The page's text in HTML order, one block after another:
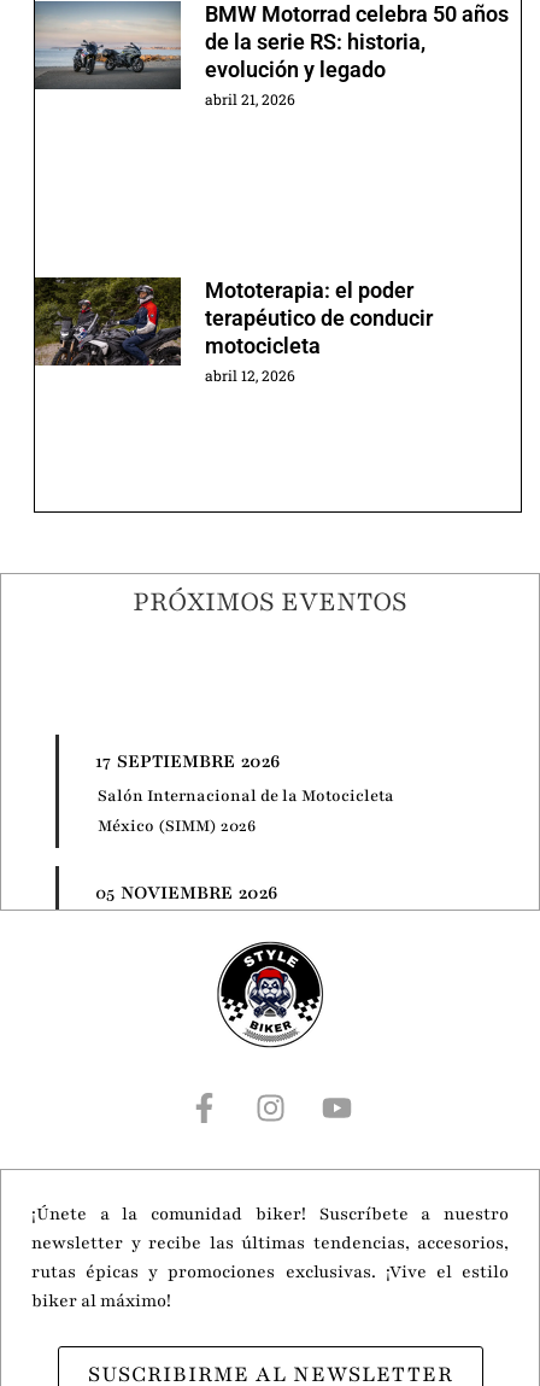
BMW Motorrad celebra 50 años
de la serie RS: historia,
evolución y legado
abril 21, 2026
Mototerapia: el poder
terapéutico de conducir
motocicleta
abril 12, 2026
PRÓXIMOS EVENTOS
17 SEPTIEMBRE 2026
Salón Internacional de la Motocicleta
México (SIMM) 2026
05 NOVIEMBRE 2026
NOVIEMBRE 2026
¡Únete a la comunidad biker! Suscríbete a nuestro
newsletter y recibe las últimas tendencias, accesorios,
rutas épicas y promociones exclusivas. ¡Vive el estilo
biker al máximo!
SUSCRIBIRME AL NEWSLETTER